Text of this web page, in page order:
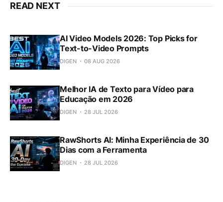
READ NEXT
AI Video Models 2026: Top Picks for
Text-to-Video Prompts
DIGEN 08 AUG 2026
Melhor IA de Texto para Vídeo para
Educação em 2026
DIGEN 28 JUL 2026
RawShorts AI: Minha Experiência de 30
Dias com a Ferramenta
DIGEN 28 JUL 2026